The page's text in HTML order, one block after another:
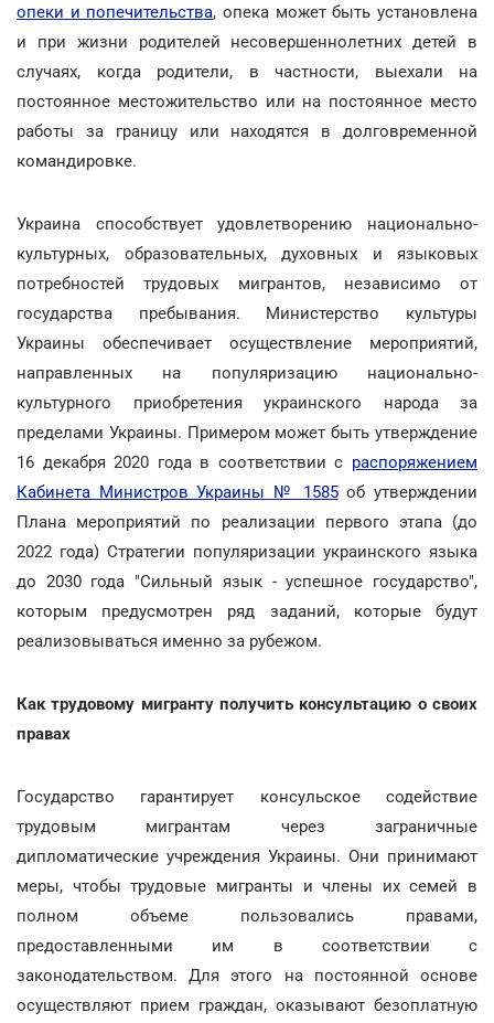
опеки и попечительства, опека может быть установлена
и при жизни родителей несовершеннолетних детей в
случаях, когда родители, в частности, выехали на
постоянное местожительство или на постоянное место
работы за границу или находятся в долговременной
командировке.
Украина способствует удовлетворению национально-
культурных, образовательных, духовных и языковых
потребностей трудовых мигрантов, независимо от
государства пребывания. Министерство культуры
Украины обеспечивает осуществление мероприятий,
направленных на популяризацию национально-
культурного приобретения украинского народа за
пределами Украины. Примером может быть утверждение
16 декабря 2020 года в соответствии с распоряжением
Кабинета Министров Украины № 1585об утверждении
Плана мероприятий по реализации первого этапа (до
2022 года) Стратегии популяризации украинского языка
до 2030 года "Сильный язык - успешное государство",
которым предусмотрен ряд заданий, которые будут
реализовываться именно за рубежом.
Как трудовому мигранту получить консультацию о своих
правах
Государство гарантирует консульское содействие
трудовым мигрантам через заграничные
дипломатические учреждения Украины. Они принимают
меры, чтобы трудовые мигранты и члены их семей в
полном объеме пользовались правами,
предоставленными им в соответствии с
законодательством. Для этого на постоянной основе
осуществляют прием граждан, оказывают безоплатную